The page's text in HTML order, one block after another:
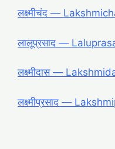
लक्ष्मीचंद ―
लालूप्रसाद ―
लक्ष्मीदास ―
लक्ष्मीप्रसाद ―